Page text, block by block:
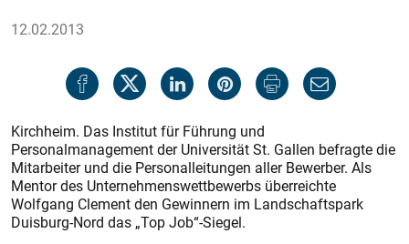
12.02.2013
Kirchheim. Das Institut für Führung und
Personalmanagement der Universität St. Gallen befragte die
Mitarbeiter und die Personalleitungen aller Bewerber. Als
Mentor des Unternehmenswettbewerbs überreichte
Wolfgang Clement den Gewinnern im Landschaftspark
Duisburg-Nord das „Top Job“-Siegel.